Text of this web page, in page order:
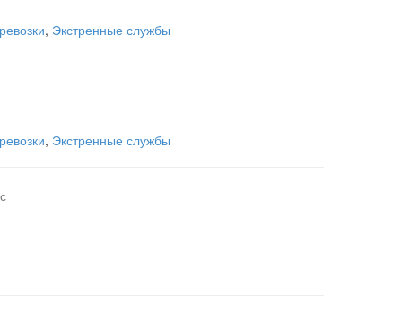
, Экстренные службы
, Экстренные службы